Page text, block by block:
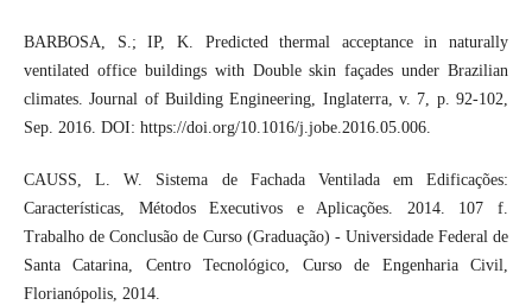
BARBOSA, S.; IP, K. Predicted thermal acceptance in naturally
ventilated office buildings with Double skin façades under Brazilian
climates. Journal of Building Engineering, Inglaterra, v. 7, p. 92-102,
Sep. 2016. DOI: https://doi.org/10.1016/j.jobe.2016.05.006.
CAUSS, L. W. Sistema de Fachada Ventilada em Edificações:
Características, Métodos Executivos e Aplicações. 2014. 107 f.
Trabalho de Conclusão de Curso (Graduação) - Universidade Federal de
Santa Catarina, Centro Tecnológico, Curso de Engenharia Civil,
Florianópolis, 2014.